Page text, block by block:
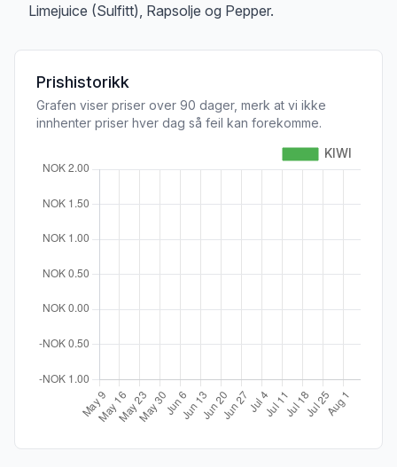
Limejuice (Sulfitt), Rapsolje og Pepper.
Prishistorikk
Grafen viser priser over 90 dager, merk at vi ikke
innhenter priser hver dag så feil kan forekomme.